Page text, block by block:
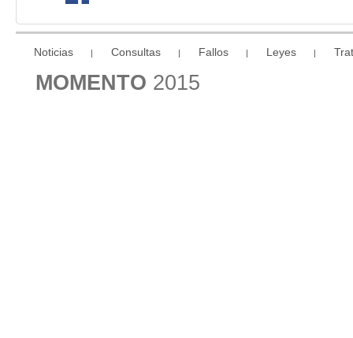
Noticias | Consultas | Fallos | Leyes |
MOMENTO 2015